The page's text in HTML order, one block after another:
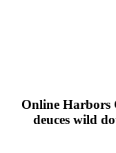
Online
deuces